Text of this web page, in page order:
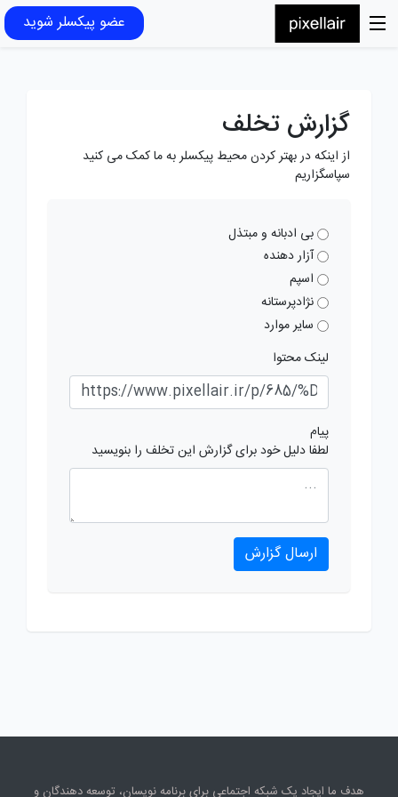
عضو پیکسلر شوید
گزارش تخلف
از اینکه در بهتر کردن محیط پیکسلر به ما کمک می کنید
سپاسگزاریم
بی ادبانه و مبتذل
آزار دهنده
اسپم
نژادپرستانه
سایر موارد
لینک محتوا
پیام
لطفا دلیل خود برای گزارش این تخلف را بنویسید
ارسال گزارش
هدف ما ایجاد یک شبکه اجتماعی برای برنامه نویسان، توسعه دهندگان و